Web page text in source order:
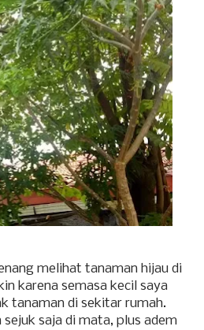
melihat tanaman hijau di
karena semasa kecil saya
tanaman di sekitar rumah.
saja di mata, plus adem